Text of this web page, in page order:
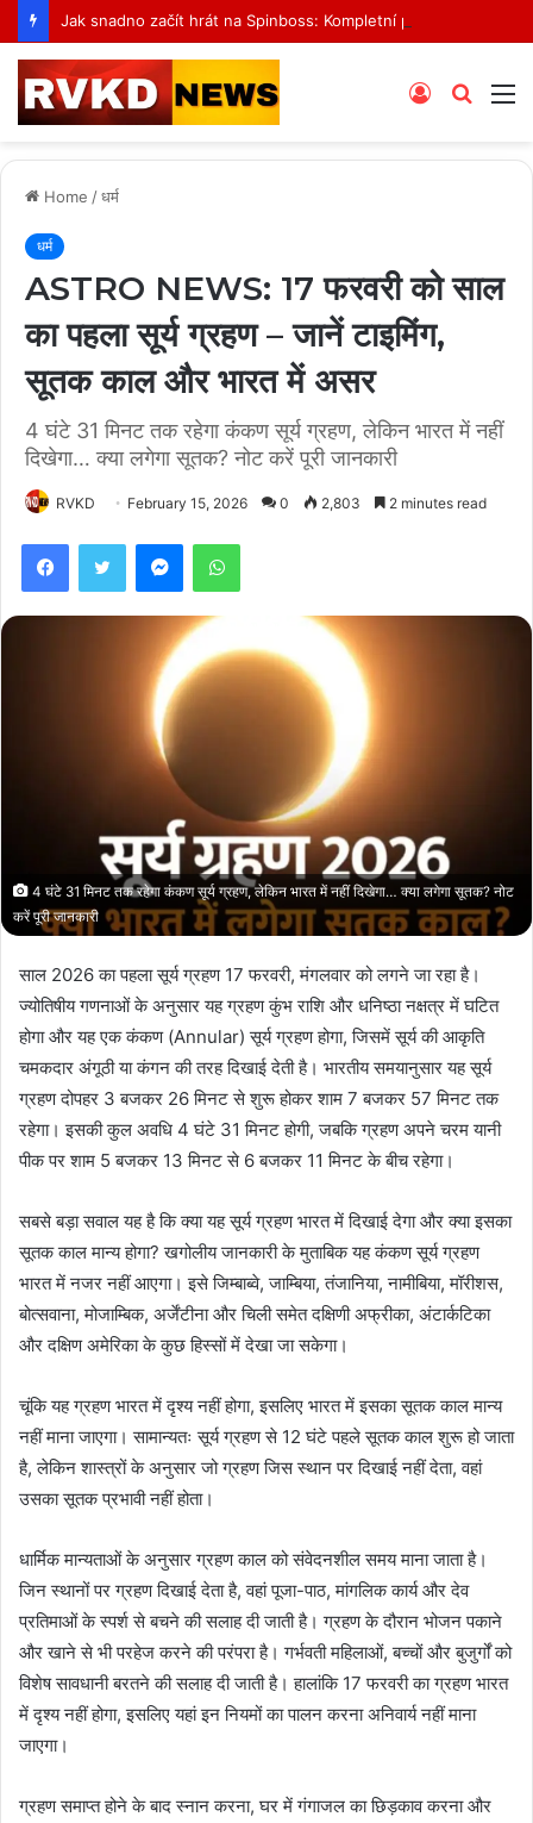
Search
Log
Home /धर्म
धर्म
ASTRO NEWS: 17 फरवरी को साल
का पहला सूर्य ग्रहण – जानें टाइमिंग,
सूतक काल और भारत में असर
4 घंटे 31 मिनट तक रहेगा कंकण सूर्य ग्रहण, लेकिन भारत में नहीं
दिखेगा… क्या लगेगा सूतक? नोट करें पूरी जानकारी
RVKD February 15, 2026 0 2,803 2 minutes read
FacebookTwitter MessengerWhatsApp
4 घंटे 31 मिनट तक रहेगा कंकण सूर्य ग्रहण, लेकिन भारत में नहीं दिखेगा… क्या लगेगा सूतक? नोट
करें पूरी जानकारी
साल 2026 का पहला सूर्य ग्रहण 17 फरवरी, मंगलवार को लगने जा रहा है।
ज्योतिषीय गणनाओं के अनुसार यह ग्रहण कुंभ राशि और धनिष्ठा नक्षत्र में घटित
होगा और यह एक कंकण (Annular) सूर्य ग्रहण होगा, जिसमें सूर्य की आकृति
चमकदार अंगूठी या कंगन की तरह दिखाई देती है। भारतीय समयानुसार यह सूर्य
ग्रहण दोपहर 3 बजकर 26 मिनट से शुरू होकर शाम 7 बजकर 57 मिनट तक
रहेगा। इसकी कुल अवधि 4 घंटे 31 मिनट होगी, जबकि ग्रहण अपने चरम यानी
पीक पर शाम 5 बजकर 13 मिनट से 6 बजकर 11 मिनट के बीच रहेगा।
सबसे बड़ा सवाल यह है कि क्या यह सूर्य ग्रहण भारत में दिखाई देगा और क्या इसका
सूतक काल मान्य होगा? खगोलीय जानकारी के मुताबिक यह कंकण सूर्य ग्रहण
भारत में नजर नहीं आएगा। इसे जिम्बाब्वे, जाम्बिया, तंजानिया, नामीबिया, मॉरीशस,
बोत्सवाना, मोजाम्बिक, अर्जेंटीना और चिली समेत दक्षिणी अफ्रीका, अंटार्कटिका
और दक्षिण अमेरिका के कुछ हिस्सों में देखा जा सकेगा।
चूंकि यह ग्रहण भारत में दृश्य नहीं होगा, इसलिए भारत में इसका सूतक काल मान्य
नहीं माना जाएगा। सामान्यतः सूर्य ग्रहण से 12 घंटे पहले सूतक काल शुरू हो जाता
है, लेकिन शास्त्रों के अनुसार जो ग्रहण जिस स्थान पर दिखाई नहीं देता, वहां
उसका सूतक प्रभावी नहीं होता।
धार्मिक मान्यताओं के अनुसार ग्रहण काल को संवेदनशील समय माना जाता है।
जिन स्थानों पर ग्रहण दिखाई देता है, वहां पूजा-पाठ, मांगलिक कार्य और देव
प्रतिमाओं के स्पर्श से बचने की सलाह दी जाती है। ग्रहण के दौरान भोजन पकाने
और खाने से भी परहेज करने की परंपरा है। गर्भवती महिलाओं, बच्चों और बुजुर्गों को
विशेष सावधानी बरतने की सलाह दी जाती है। हालांकि 17 फरवरी का ग्रहण भारत
में दृश्य नहीं होगा, इसलिए यहां इन नियमों का पालन करना अनिवार्य नहीं माना
जाएगा।
ग्रहण समाप्त होने के बाद स्नान करना, घर में गंगाजल का छिड़काव करना और